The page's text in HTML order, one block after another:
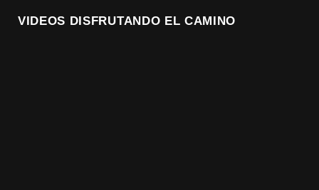
VIDEOS DISFRUTANDO EL CAMINO